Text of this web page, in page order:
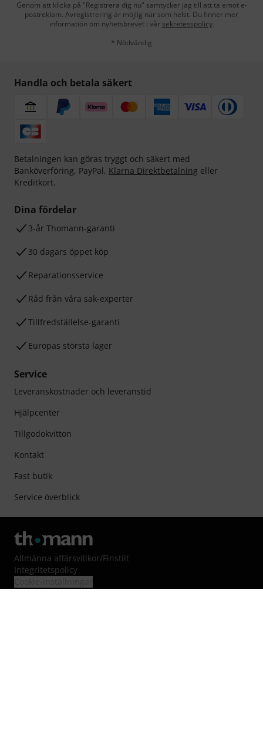
Genom att klicka på "Registrera dig nu" samtycker jag till att ta emot e-
postreklam. Avregistrering är möjlig när som helst. Du finner mer
information om nyhetsbrevet i vår sekretesspolicy.
* Nödvändig
Handla och betala säkert
Betalningen kan göras tryggt och säkert med
Banköverföring, PayPal, Klarna Direktbetalning eller
Kreditkort.
Dina fördelar
3-år Thomann-garanti
30 dagars öppet köp
Reparationsservice
Råd från våra sak-experter
Tillfredställelse-garanti
Europas största lager
Service
Leveranskostnader och leveranstid
Hjälpcenter
Tillgodokvitton
Kontakt
Fast butik
Service överblick
Allmänna affärsvillkor/Finstilt
Integritetspolicy